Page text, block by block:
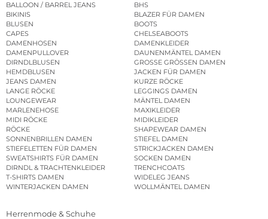
BALLOON / BARREL JEANS
BHS
BIKINIS
BLAZER FÜR DAMEN
BLUSEN
BOOTS
CAPES
CHELSEABOOTS
DAMENHOSEN
DAMENKLEIDER
DAMENPULLOVER
DAUNENMÄNTEL DAMEN
DIRNDLBLUSEN
GROSSE GRÖSSEN DAMEN
HEMDBLUSEN
JACKEN FÜR DAMEN
JEANS DAMEN
KURZE RÖCKE
LANGE RÖCKE
LEGGINGS DAMEN
LOUNGEWEAR
MÄNTEL DAMEN
MARLENEHOSE
MAXIKLEIDER
MIDI RÖCKE
MIDIKLEIDER
RÖCKE
SHAPEWEAR DAMEN
SONNENBRILLEN DAMEN
STIEFEL DAMEN
STIEFELETTEN FÜR DAMEN
STRICKJACKEN DAMEN
SWEATSHIRTS FÜR DAMEN
SOCKEN DAMEN
DIRNDL & TRACHTENKLEIDER
TRENCHCOATS
T-SHIRTS DAMEN
WIDELEG JEANS
WINTERJACKEN DAMEN
WOLLMÄNTEL DAMEN
Herrenmode & Schuhe